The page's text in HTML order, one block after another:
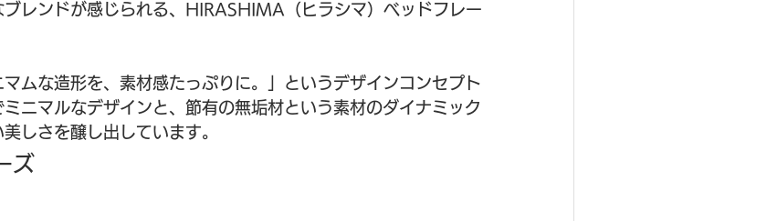
デザインアトリエ
ブレンドが感じられる、HIRASHIMA（ヒラシマ）ベッドフレー
マムな造形を、素材感たっぷりに。」というデザインコンセプト
ニマルなデザインと、節有の無垢材という素材のダイナミック
しさを醸し出しています。
ズ